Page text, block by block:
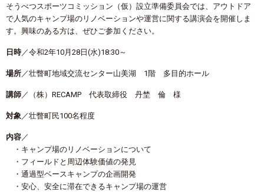
そうべつスポーツコミッション（仮）設立準備委員会では、アウトドア
で人気のキャンプ場のリノベーションや運営に関する講演会を開催しま
す。興味のある方は、ぜひご参加ください。
日時／令和2年10月28日(水)18:30～
場所／壮瞥町地域交流センター山美湖 1階 多目的ホール
講師／（株）RECAMP 代表取締役 丹埜 倫 様
対象／壮瞥町民100名程度
内容／
・キャンプ場のリノベーションについて
・フィールドと周辺体験価値の発見
・通過型ベースキャンプの企画開発
・安心、安全に滞在できるキャンプ場の運営